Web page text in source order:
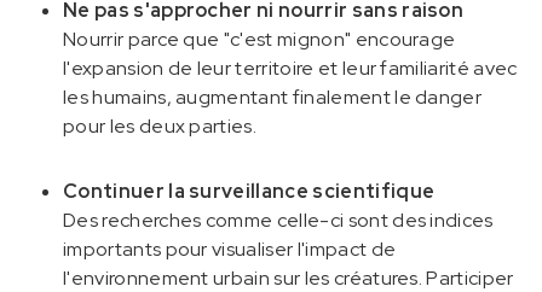
Ne pas s'approcher ni nourrir sans raison
Nourrir parce que "c'est mignon" encourage
l'expansion de leur territoire et leur familiarité avec
les humains, augmentant finalement le danger
pour les deux parties.
Continuer la surveillance scientifique
Des recherches comme celle-ci sont des indices
importants pour visualiser l'impact de
l'environnement urbain sur les créatures. Participer